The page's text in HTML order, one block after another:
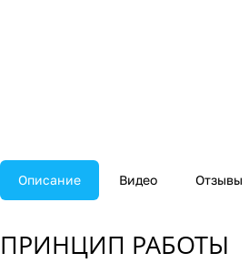
Описание Видео Отзывы
ПРИНЦИП РАБОТЫ